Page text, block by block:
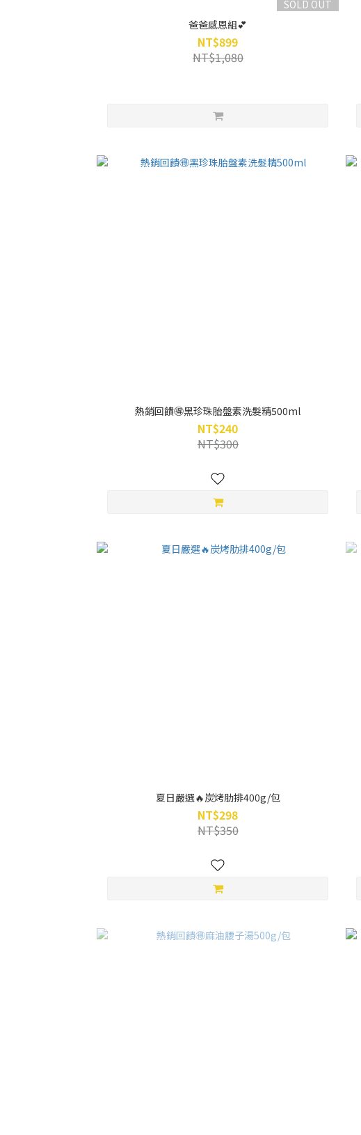
SOLD OUT
爸爸感恩組💕
NT$899
NT$1,080
熱銷回饋🉐黑珍珠胎盤素洗髮精500ml
NT$240
NT$300
夏日嚴選🔥炭烤肋排400g/包
NT$298
NT$350